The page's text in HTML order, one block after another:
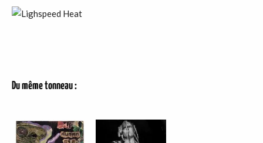
Du même tonneau :